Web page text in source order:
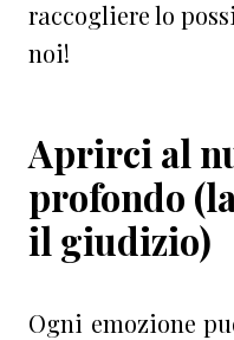
raccogliere lo
noi!
Aprirci al
profondo
il giudizio)
Ogni emozione